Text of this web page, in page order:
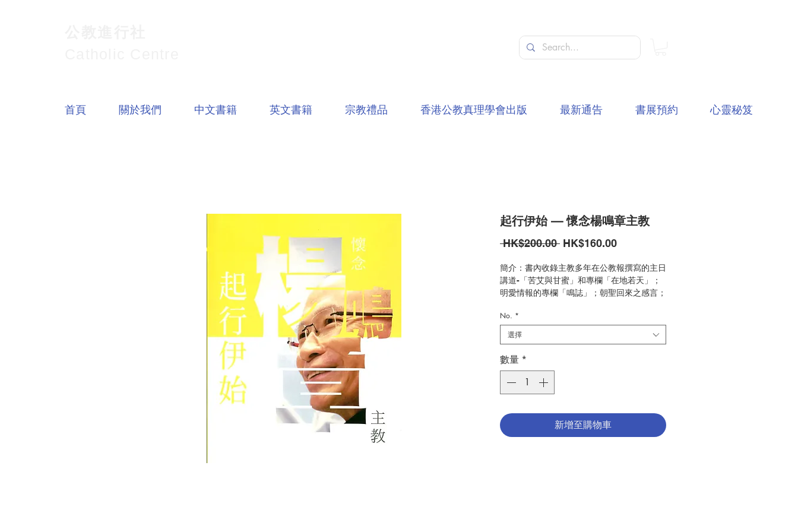
起行伊始 — 懷念楊鳴章主教
HK$200.00 一
價
格
HK$160.00促
價
格
簡介：書內收錄主教多年在公教報撰寫的主日
講道- 「苦艾與甘蜜」和專欄「在地若天」；
明愛情報的專欄「鳴誌」；朝聖回來之感言；
如果你錯過了楊主教生前的主日講道，或是想
重溫他的教誨；這是一本值得你細讀和收藏的
紀念本。
作者：聖十字架堂
出版：公教報
初版日期：2019.07
分類：傳記
No. *
選擇
數量 *
新增至購物車
首頁 關於我們 中文書籍 英文書籍 宗教禮品 香港公教真理學會出版 最新通告 書展預約 心靈秘笈